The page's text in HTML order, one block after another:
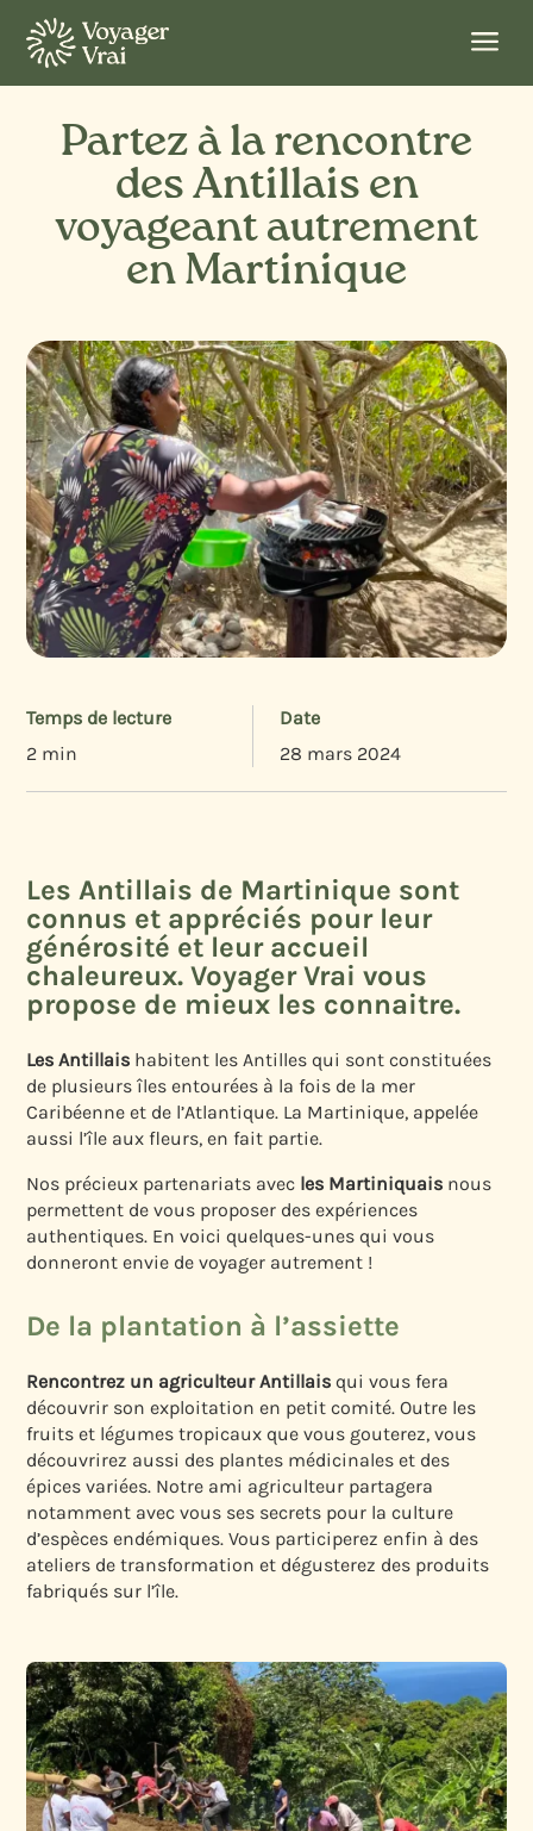
a
Partez à la rencontre
des Antillais en
voyageant autrement
en Martinique
Temps de lecture
2 min
Date
28 mars 2024
Les Antillais de Martinique sont
connus et appréciés pour leur
générosité et leur accueil
chaleureux. Voyager Vrai vous
propose de mieux les connaitre.
Les Antillais habitent les Antilles qui sont constituées
de plusieurs îles entourées à la fois de la mer
Caribéenne et de l’Atlantique. La Martinique, appelée
aussi l’île aux fleurs, en fait partie.
Nos précieux partenariats avec les Martiniquais nous
permettent de vous proposer des expériences
authentiques. En voici quelques-unes qui vous
donneront envie de voyager autrement !
De la plantation à l’assiette
Rencontrez un agriculteur Antillais qui vous fera
découvrir son exploitation en petit comité. Outre les
fruits et légumes tropicaux que vous gouterez, vous
découvrirez aussi des plantes médicinales et des
épices variées. Notre ami agriculteur partagera
notamment avec vous ses secrets pour la culture
d’espèces endémiques. Vous participerez enfin à des
ateliers de transformation et dégusterez des produits
fabriqués sur l’île.